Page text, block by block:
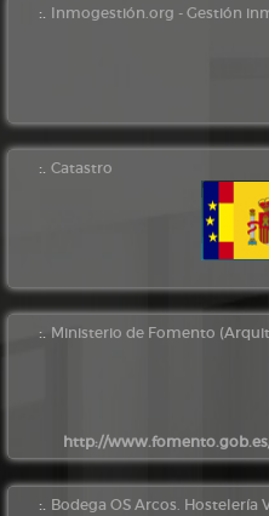
:. Inmogestión.org - Gestión
:.Catastro
:. Ministerio de Fomento
http://www.fomento.gob.es/
:. Bodega OS Arcos. Hostelería